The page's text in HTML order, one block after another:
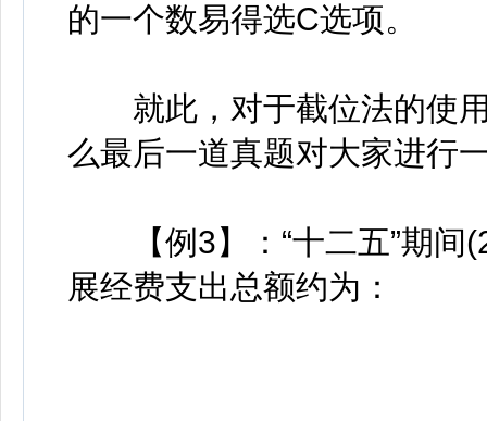
的一个数易得选C选项。
就此，对于截位法的使用
么最后一道真题对大家进行
【例3】：“十二五”期间
展经费支出总额约为：